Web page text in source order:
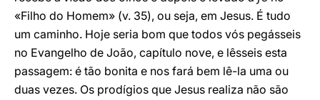
«Filho do Homem» (v. 35), ou seja, em Jesus. É tudo
um caminho. Hoje seria bom que todos vós pegásseis
no Evangelho de João, capítulo nove, e lêsseis esta
passagem: é tão bonita e nos fará bem lê-la uma ou
duas vezes. Os prodígios que Jesus realiza não são